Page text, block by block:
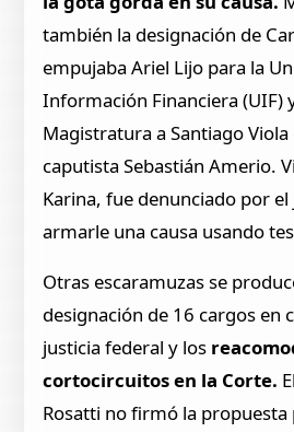
también la designación de
empujaba Ariel Lijo para la
Información Financiera (UIF)
Magistratura a Santiago
caputista Sebastián Amerio.
Karina, fue denunciado por el
armarle una causa usando
Otras escaramuzas se
designación de 16 cargos en
justicia federal y los
cortocircuitos en la Corte.
Rosatti no firmó la propuesta